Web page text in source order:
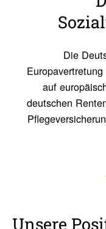
Die
auf
deutschen
Unsere